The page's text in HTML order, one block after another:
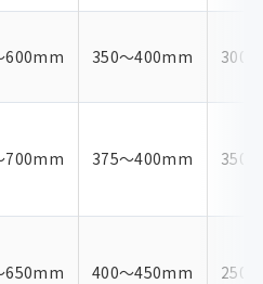
600mm 350〜400mm 300
700mm 375〜400mm 350
650mm 400〜450mm 250